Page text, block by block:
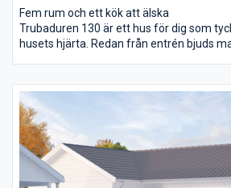
Fem rum och ett kök att älska
Trubaduren 130 är ett hus för dig som
husets hjärta. Redan från entrén bjuds
läggs vid dukningen. Både köket och
ända upp till ryggåstakets nock och
sig över 34 m². Från såväl
sovrummet kan ni vandra direkt ut i
130 har också en avskild avdelning
ungdomarna att styra och ställa över.